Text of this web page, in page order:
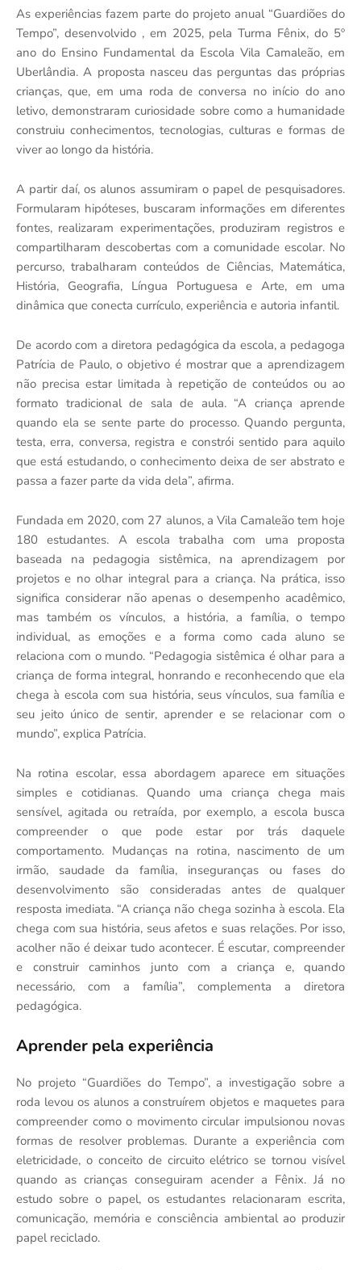
As experiências fazem parte do projeto anual “Guardiões do
Tempo”, desenvolvido , em 2025, pela Turma Fênix, do 5º
ano do Ensino Fundamental da Escola Vila Camaleão, em
Uberlândia. A proposta nasceu das perguntas das próprias
crianças, que, em uma roda de conversa no início do ano
letivo, demonstraram curiosidade sobre como a humanidade
construiu conhecimentos, tecnologias, culturas e formas de
viver ao longo da história.
A partir daí, os alunos assumiram o papel de pesquisadores.
Formularam hipóteses, buscaram informações em diferentes
fontes, realizaram experimentações, produziram registros e
compartilharam descobertas com a comunidade escolar. No
percurso, trabalharam conteúdos de Ciências, Matemática,
História, Geografia, Língua Portuguesa e Arte, em uma
dinâmica que conecta currículo, experiência e autoria infantil.
De acordo com a diretora pedagógica da escola, a pedagoga
Patrícia de Paulo, o objetivo é mostrar que a aprendizagem
não precisa estar limitada à repetição de conteúdos ou ao
formato tradicional de sala de aula. “A criança aprende
quando ela se sente parte do processo. Quando pergunta,
testa, erra, conversa, registra e constrói sentido para aquilo
que está estudando, o conhecimento deixa de ser abstrato e
passa a fazer parte da vida dela”, afirma.
Fundada em 2020, com 27 alunos, a Vila Camaleão tem hoje
180 estudantes. A escola trabalha com uma proposta
baseada na pedagogia sistêmica, na aprendizagem por
projetos e no olhar integral para a criança. Na prática, isso
significa considerar não apenas o desempenho acadêmico,
mas também os vínculos, a história, a família, o tempo
individual, as emoções e a forma como cada aluno se
relaciona com o mundo. “Pedagogia sistêmica é olhar para a
criança de forma integral, honrando e reconhecendo que ela
chega à escola com sua história, seus vínculos, sua família e
seu jeito único de sentir, aprender e se relacionar com o
mundo”, explica Patrícia.
Na rotina escolar, essa abordagem aparece em situações
simples e cotidianas. Quando uma criança chega mais
sensível, agitada ou retraída, por exemplo, a escola busca
compreender o que pode estar por trás daquele
comportamento. Mudanças na rotina, nascimento de um
irmão, saudade da família, inseguranças ou fases do
desenvolvimento são consideradas antes de qualquer
resposta imediata. “A criança não chega sozinha à escola. Ela
chega com sua história, seus afetos e suas relações. Por isso,
acolher não é deixar tudo acontecer. É escutar, compreender
e construir caminhos junto com a criança e, quando
necessário, com a família”, complementa a diretora
pedagógica.
Aprender pela experiência
No projeto “Guardiões do Tempo”, a investigação sobre a
roda levou os alunos a construírem objetos e maquetes para
compreender como o movimento circular impulsionou novas
formas de resolver problemas. Durante a experiência com
eletricidade, o conceito de circuito elétrico se tornou visível
quando as crianças conseguiram acender a Fênix. Já no
estudo sobre o papel, os estudantes relacionaram escrita,
comunicação, memória e consciência ambiental ao produzir
papel reciclado.